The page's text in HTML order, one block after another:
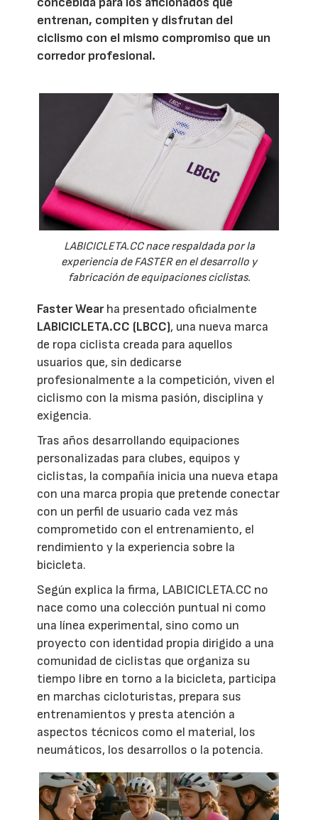
entrenan, compiten y disfrutan del
ciclismo con el mismo compromiso que un
corredor profesional.
LABICICLETA.CC nace respaldada por la
experiencia de FASTER en el desarrollo y
fabricación de equipaciones ciclistas.
Faster Wearha presentado oficialmente
LABICICLETA.CC (LBCC), una nueva marca
de ropa ciclista creada para aquellos
usuarios que, sin dedicarse
profesionalmente a la competición, viven el
ciclismo con la misma pasión, disciplina y
exigencia.
Tras años desarrollando equipaciones
personalizadas para clubes, equipos y
ciclistas, la compañía inicia una nueva etapa
con una marca propia que pretende conectar
con un perfil de usuario cada vez más
comprometido con el entrenamiento, el
rendimiento y la experiencia sobre la
bicicleta.
Según explica la firma, LABICICLETA.CC no
nace como una colección puntual ni como
una línea experimental, sino como un
proyecto con identidad propia dirigido a una
comunidad de ciclistas que organiza su
tiempo libre en torno a la bicicleta, participa
en marchas cicloturistas, prepara sus
entrenamientos y presta atención a
aspectos técnicos como el material, los
neumáticos, los desarrollos o la potencia.